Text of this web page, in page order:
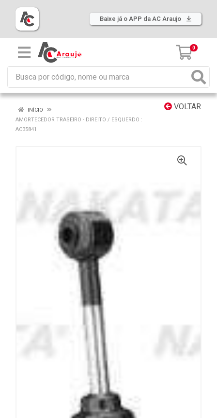
Baixe já o APP da AC Araujo
0
VOLTAR
INÍCIO
AMORTECEDOR TRASEIRO - DIREITO / ESQUERDO :
AC35841